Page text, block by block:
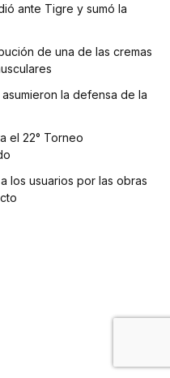
ante Tigre y sumó la
de una de las cremas
la defensa de la
el 22° Torneo
los usuarios por las obras